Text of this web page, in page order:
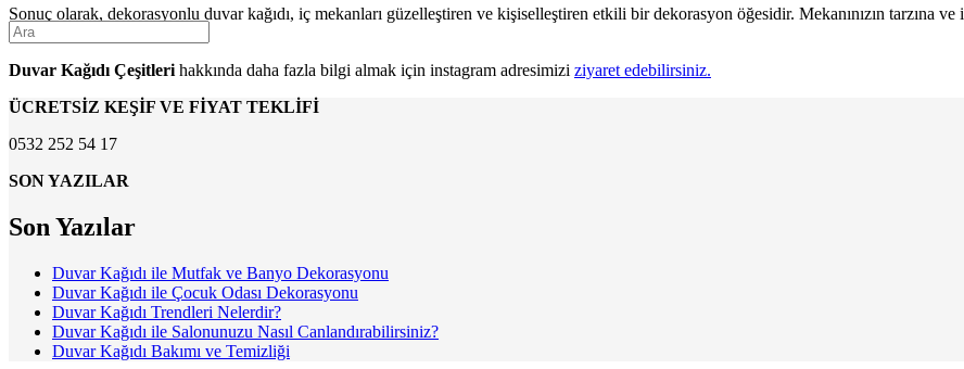
Sonuç olarak, dekorasyonlu duvar kağıdı, iç mekanları güzelleştiren ve kişiselleştiren etkili bir dekorasyon öğesidir. Mekanınızın tarzına
bir araya getirebilirsiniz.
Duvar Kağıdı Çeşitleri hakkında daha fazla bilgi almak için instagram adresimizi ziyaret edebilirsiniz.
ÜCRETSİZ KEŞİF VE FİYAT TEKLİFİ
0532 252 54 17
SON YAZILAR
Son Yazılar
Duvar Kağıdı ile Mutfak ve Banyo Dekorasyonu
Duvar Kağıdı ile Çocuk Odası Dekorasyonu
Duvar Kağıdı Trendleri Nelerdir?
Duvar Kağıdı ile Salonunuzu Nasıl Canlandırabilirsiniz?
Duvar Kağıdı Bakımı ve Temizliği